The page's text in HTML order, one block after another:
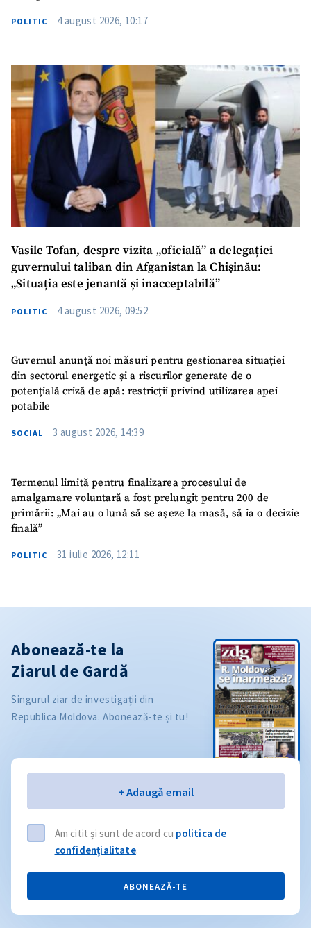
POLITIC 4 august 2026, 10:17
Vasile Tofan, despre vizita „oficială” a delegației
guvernului taliban din Afganistan la Chișinău:
„Situația este jenantă și inacceptabilă”
POLITIC 4 august 2026, 09:52
Guvernul anunță noi măsuri pentru gestionarea situației
din sectorul energetic și a riscurilor generate de o
potențială criză de apă: restricții privind utilizarea apei
potabile
SOCIAL 3 august 2026, 14:39
Termenul limită pentru finalizarea procesului de
amalgamare voluntară a fost prelungit pentru 200 de
primării: „Mai au o lună să se așeze la masă, să ia o decizie
finală”
POLITIC 31 iulie 2026, 12:11
Abonează-te la
Ziarul de Gardă
Singurul ziar de investigații din
Republica Moldova. Abonează-te și tu!
+ Adaugă email
Am citit și sunt de acord cu politica de
confidențialitate.
ABONEAZĂ-TE